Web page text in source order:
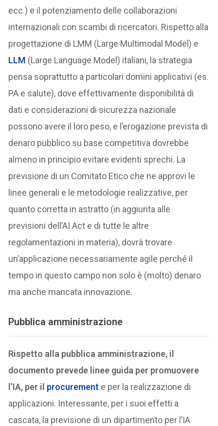
ecc.) e il potenziamento delle collaborazioni
internazionali con scambi di ricercatori. Rispetto alla
progettazione di LMM (Large Multimodal Model) e
LLM (Large Language Model) italiani, la strategia
pensa soprattutto a particolari domini applicativi (es.
PA e salute), dove effettivamente disponibilità di
dati e considerazioni di sicurezza nazionale
possono avere il loro peso, e l’erogazione prevista di
denaro pubblico su base competitiva dovrebbe
almeno in principio evitare evidenti sprechi. La
previsione di un Comitato Etico che ne approvi le
linee generali e le metodologie realizzative, per
quanto corretta in astratto (in aggiunta alle
previsioni dell’AI Act e di tutte le altre
regolamentazioni in materia), dovrà trovare
un’applicazione necessariamente agile perché il
tempo in questo campo non solo è (molto) denaro
ma anche mancata innovazione.
Pubblica amministrazione
Rispetto alla pubblica amministrazione, il
documento prevede linee guida per promuovere
l’IA, per il procurement e per la realizzazione di
applicazioni. Interessante, per i suoi effetti a
cascata, la previsione di un dipartimento per l’IA